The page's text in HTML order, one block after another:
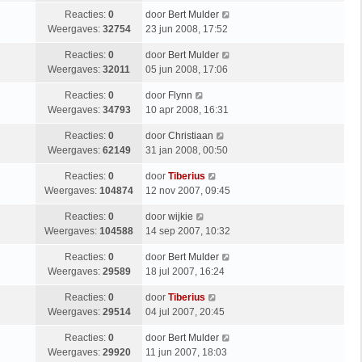
Reacties: 0
Weergaves: 32754
door Bert Mulder
23 jun 2008, 17:52
Reacties: 0
Weergaves: 32011
door Bert Mulder
05 jun 2008, 17:06
Reacties: 0
Weergaves: 34793
door Flynn
10 apr 2008, 16:31
Reacties: 0
Weergaves: 62149
door Christiaan
31 jan 2008, 00:50
Reacties: 0
Weergaves: 104874
door Tiberius
12 nov 2007, 09:45
Reacties: 0
Weergaves: 104588
door wijkie
14 sep 2007, 10:32
Reacties: 0
Weergaves: 29589
door Bert Mulder
18 jul 2007, 16:24
Reacties: 0
Weergaves: 29514
door Tiberius
04 jul 2007, 20:45
Reacties: 0
Weergaves: 29920
door Bert Mulder
11 jun 2007, 18:03